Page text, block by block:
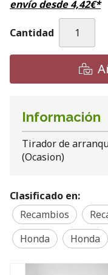
envío desde4,42€*
Cantidad
Información
Tirador de
(Ocasion)
Clasificado en:
Recambios
Honda
Honda